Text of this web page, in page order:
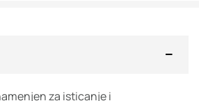
za isticanje i